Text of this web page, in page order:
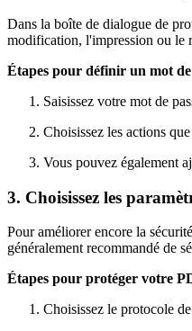
Dans la boîte de dialogue de
modification, l'impression ou le
Étapes pour définir un mot
Saisissez votre mot de
Choisissez les actions
Vous pouvez également
3. Choisissez les
Pour améliorer encore la
généralement recommandé de
Étapes pour protéger votre
Choisissez le protocole